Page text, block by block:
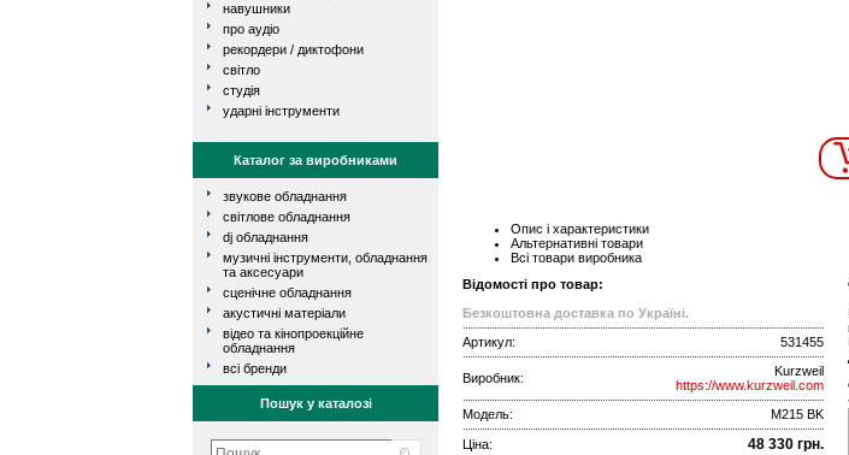
навушники
про аудіо
рекордери / диктофони
світло
студія
ударні інструменти
Каталог за виробниками
звукове обладнання
світлове обладнання
dj обладнання
музичні інструменти, обладнання
та аксесуари
сценічне обладнання
акустичні матеріали
відео та кінопроекційне
обладнання
всі бренди
Пошук у каталозі
Опис і характеристики
Альтернативні товари
Всі товари виробника
Відомості про товар:
Безкоштовна доставка по Україні.
Артикул:
531455
Виробник:
Kurzweil
https://www.kurzweil.com
Модель:
M215 BK
Ціна: 48 330 грн.